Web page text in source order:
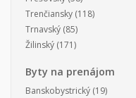
Trenčiansky (118)
Trnavský (85)
Žilinský (171)
Byty na prenájom
Banskobystrický (19)